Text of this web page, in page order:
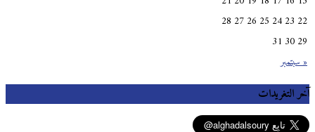
« سبتمبر
22
23
24
25
26
27
28
29
30
31
آخر التغريدات